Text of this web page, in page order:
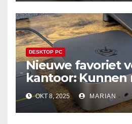
DESKTOP PC
Nieuwe favoriet
kantoor: Kunnen
echt traditionele
vervangen?
OKT 8, 2025 MARIAN